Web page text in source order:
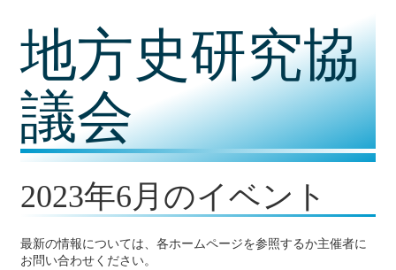
地方史研究協
議会
2023年6月のイベント
最新の情報については、各ホームページを参照するか主催者に
お問い合わせください。